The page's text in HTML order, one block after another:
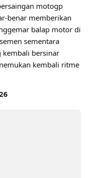
motogp
benar memberikan
balap motor di
sementara
kembali bersinar
kembali ritme